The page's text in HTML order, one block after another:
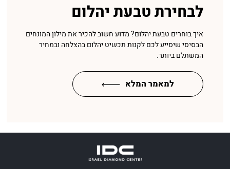
לבחירת טבעת יהלום
איך בוחרים טבעת יהלום? מדוע חשוב להכיר את מילון המונחים
הבסיסי שיסייע לכם לקנות תכשיט יהלום בהצלחה ובמחיר
המשתלם ביותר.
למאמר המלא